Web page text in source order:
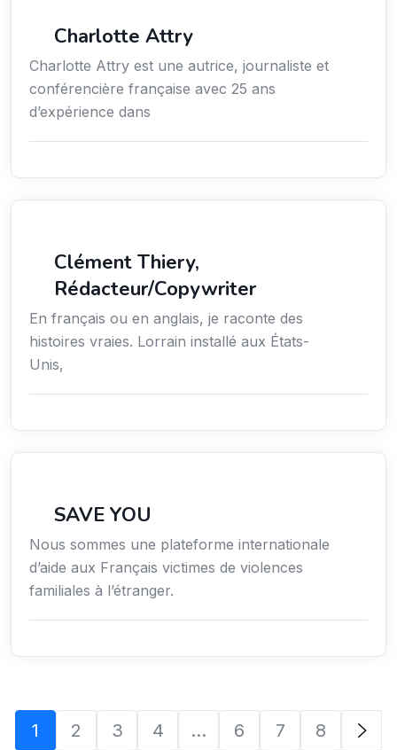
Charlotte Attry
Charlotte Attry est une autrice, journaliste et
conférencière française avec 25 ans
d’expérience dans
Clément Thiery,
Rédacteur/Copywriter
En français ou en anglais, je raconte des
histoires vraies. Lorrain installé aux États-
Unis,
SAVE YOU
Nous sommes une plateforme internationale
d’aide aux Français victimes de violences
familiales à l’étranger.
1 2 3 4 … 6 7 8